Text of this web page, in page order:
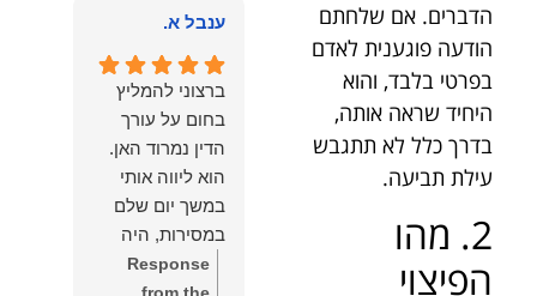
הדברים. אם שלחתם
הודעה פוגענית לאדם
בפרטי בלבד, והוא
היחיד שראה אותה,
בדרך כלל לא תתגבש
עילת תביעה.
2. מהו
הפיצוי
מלא ואמיתי..שפו
עליכם..אני
שמחה שאתם
איתי ותזכו לטוב
כפי
שאתם....תבורכו
ברכה והצלחה
וחיבוק ממני🙂😘
💓
רבה על המילים
והמרגשות.
שמחנו מאוד
לקרוא את
דברייך. אנו
מעריכים את
האמון שנתת בנו
ונמשיך לעמוד
לצידך וללוות
ענבל א.
ברצוני להמליץ
בחום על עורך
הדין נמרוד האן.
הוא ליווה אותי
במשך יום שלם
במסירות, היה
זמין לכל שאלה,
Response